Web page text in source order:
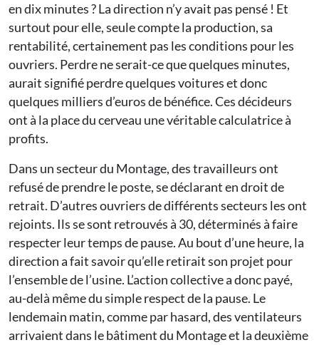
en dix minutes ? La direction n’y avait pas pensé ! Et
surtout pour elle, seule compte la production, sa
rentabilité, certainement pas les conditions pour les
ouvriers. Perdre ne serait-ce que quelques minutes,
aurait signifié perdre quelques voitures et donc
quelques milliers d’euros de bénéfice. Ces décideurs
ont à la place du cerveau une véritable calculatrice à
profits.
Dans un secteur du Montage, des travailleurs ont
refusé de prendre le poste, se déclarant en droit de
retrait. D’autres ouvriers de différents secteurs les ont
rejoints. Ils se sont retrouvés à 30, déterminés à faire
respecter leur temps de pause. Au bout d’une heure, la
direction a fait savoir qu’elle retirait son projet pour
l’ensemble de l’usine. L’action collective a donc payé,
au-delà même du simple respect de la pause. Le
lendemain matin, comme par hasard, des ventilateurs
arrivaient dans le bâtiment du Montage et la deuxième